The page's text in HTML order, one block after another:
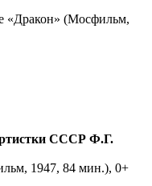
«Дракон» (Мосфильм,
СССР Ф.Г.
1947, 84 мин.), 0+